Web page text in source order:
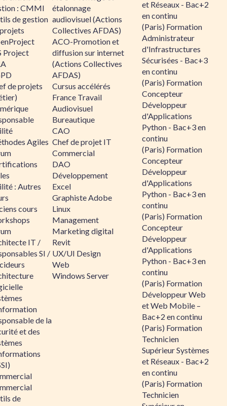
: CMMI
de gestion
Project
de projets
Agiles
: Autres
cours
IT /
SI /
de la
et des
de
étalonnage
audiovisuel (Actions
Collectives AFDAS)
ACO-Promotion et
diffusion sur internet
(Actions Collectives
AFDAS)
Cursus accélérés
France Travail
Audiovisuel
Bureautique
CAO
Chef de projet IT
Commercial
DAO
Développement
Excel
Graphiste Adobe
Linux
Management
Marketing digital
Revit
UX/UI Design
Web
Windows Server
et Réseaux - Bac+2
en continu
(Paris) Formation
Administrateur
d'Infrastructures
Sécurisées - Bac+3
en continu
(Paris) Formation
Concepteur
Développeur
d'Applications
Python - Bac+3 en
continu
(Paris) Formation
Concepteur
Développeur
d'Applications
Python - Bac+3 en
continu
(Paris) Formation
Concepteur
Développeur
d'Applications
Python - Bac+3 en
continu
(Paris) Formation
Développeur Web
et Web Mobile –
Bac+2 en continu
(Paris) Formation
Technicien
Supérieur Systèmes
et Réseaux - Bac+2
en continu
(Paris) Formation
Technicien